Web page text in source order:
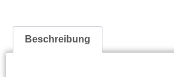
Beschreibung